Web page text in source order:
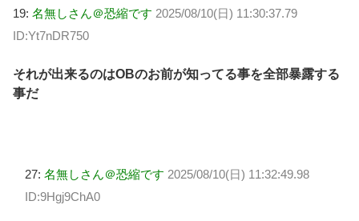
19: 名無しさん＠恐縮です 2025/08/10(日) 11:30:37.79
ID:Yt7nDR750
それが出来るのはOBのお前が知ってる事を全部暴露する
事だ
27: 名無しさん＠恐縮です 2025/08/10(日) 11:32:49.98
ID:9Hgj9ChA0